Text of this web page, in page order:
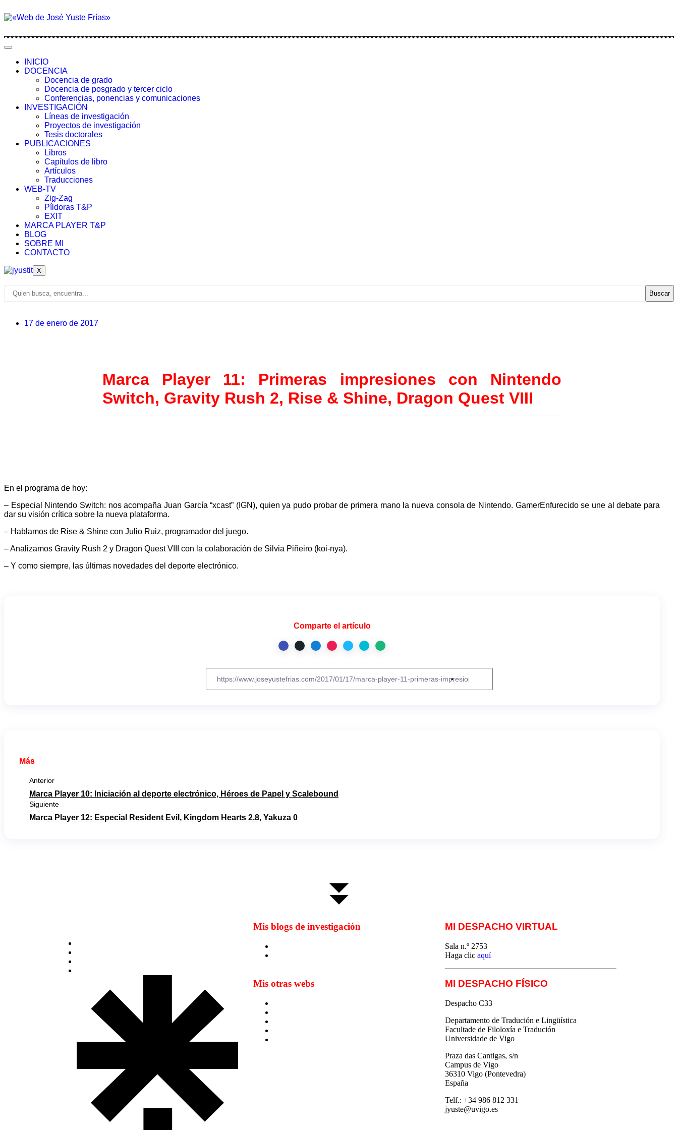
INICIO
DOCENCIA
Docencia de grado
Docencia de posgrado y tercer ciclo
Conferencias, ponencias y comunicaciones
INVESTIGACIÓN
Líneas de investigación
Proyectos de investigación
Tesis doctorales
PUBLICACIONES
Libros
Capítulos de libro
Artículos
Traducciones
WEB-TV
Zig-Zag
Píldoras T&P
EXIT
MARCA PLAYER T&P
BLOG
SOBRE MI
CONTACTO
X
Buscar
17 de enero de 2017
Marca Player 11: Primeras impresiones con Nintendo
Switch, Gravity Rush 2, Rise & Shine, Dragon Quest VIII
En el programa de hoy:
– Especial Nintendo Switch: nos acompaña Juan García “xcast” (IGN), quien ya pudo probar de primera mano la nueva consola de Nintendo. GamerEnfurecido se une al debate para
dar su visión crítica sobre la nueva plataforma.
– Hablamos de Rise & Shine con Julio Ruiz, programador del juego.
– Analizamos Gravity Rush 2 y Dragon Quest VIII con la colaboración de Silvia Piñeiro (koi-nya).
– Y como siempre, las últimas novedades del deporte electrónico.
Comparte el artículo
Más
Anterior
Marca Player 10: Iniciación al deporte electrónico, Héroes de Papel y Scalebound
Siguiente
Marca Player 12: Especial Resident Evil, Kingdom Hearts 2.8, Yakuza 0
Mis blogs de investigación
Mis otras webs
MI DESPACHO VIRTUAL
Sala n.º 2753
Haga clic aquí
MI DESPACHO FÍSICO
Despacho C33
Departamento de Tradución e Lingüística
Facultade de Filoloxía e Tradución
Universidade de Vigo
Praza das Cantigas, s/n
Campus de Vigo
36310 Vigo (Pontevedra)
España
Telf.: +34 986 812 331
jyuste@uvigo.es